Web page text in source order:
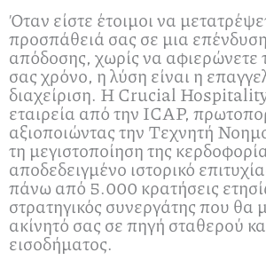
Όταν είστε έτοιμοι να
προσπάθειά σας σε μια
απόδοσης, χωρίς να αφιερώνετε
σας χρόνο, η λύση είναι η
διαχείριση. Η Crucial
εταιρεία από την ICAP,
αξιοποιώντας την Τεχνητή
τη μεγιστοποίηση της
αποδεδειγμένο ιστορικό
πάνω από 5.000 κρατήσεις
στρατηγικός συνεργάτης που θα
ακίνητό σας σε πηγή σταθερού
εισοδήματος.